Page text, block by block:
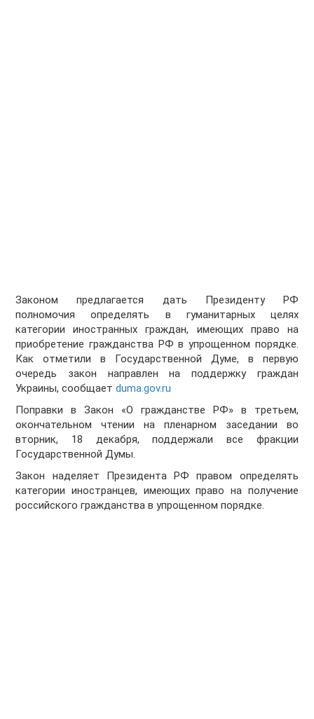
Законом предлагается дать Президенту РФ
полномочия определять в гуманитарных целях
категории иностранных граждан, имеющих право на
приобретение гражданства РФ в упрощенном порядке.
Как отметили в Государственной Думе, в первую
очередь закон направлен на поддержку граждан
Украины, сообщаетduma.gov.ru
Поправки в Закон «О гражданстве РФ» в третьем,
окончательном чтении на пленарном заседании во
вторник, 18 декабря, поддержали все фракции
Государственной Думы.
Закон наделяет Президента РФ правом определять
категории иностранцев, имеющих право на получение
российского гражданства в упрощенном порядке.